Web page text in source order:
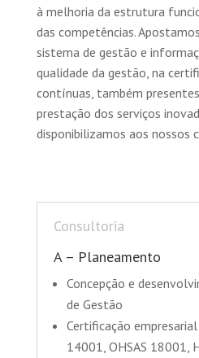
à melhoria da estrutura
das competências.
sistema de gestão e
qualidade da gestão, na
contínuas, também
prestação dos serviços
disponibilizamos aos nossos
Consultoria
A – Planeamento
Concepção e
de Gestão
Certificação
14001, OHSAS 18001,